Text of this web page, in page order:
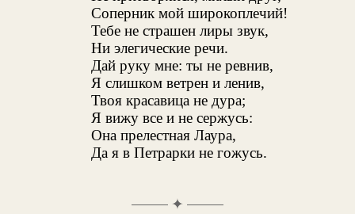
Соперник мой широкоплечий!
Тебе не страшен лиры звук,
Ни элегические речи.
Дай руку мне: ты не ревнив,
Я слишком ветрен и ленив,
Твоя красавица не дура;
Я вижу все и не сержусь:
Она прелестная Лаура,
Да я в Петрарки не гожусь.
✦